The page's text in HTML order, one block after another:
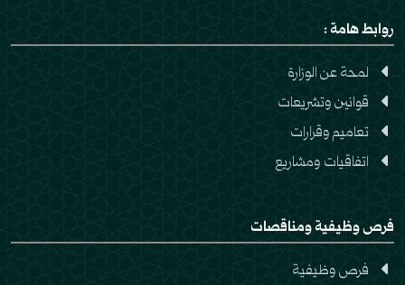
روابط هامة :
لمحة عن الوزارة
قوانين وتشريعات
تعاميم وقرارات
اتفاقيات ومشاريع
فرص وظيفية ومناقصات
فرص وظيفية